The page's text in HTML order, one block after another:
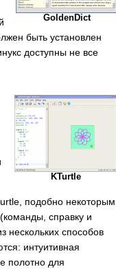
GoldenDict
быть установлен
доступны не все
KTurtle
подобно некоторым
справку и
нескольких способов
интуитивная
полотно для